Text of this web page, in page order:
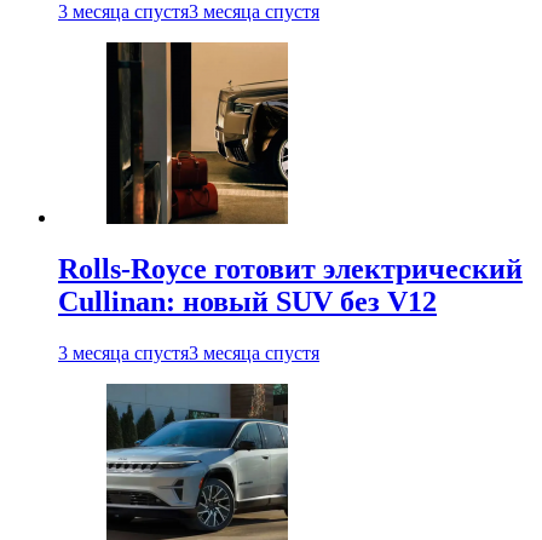
3 месяца спустя3 месяца спустя
Rolls-Royce готовит электрический
Cullinan: новый SUV без V12
3 месяца спустя3 месяца спустя